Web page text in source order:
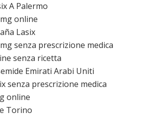
A Palermo
online
Lasix
senza prescrizione medica
senza ricetta
Emirati Arabi Uniti
senza prescrizione medica
online
Torino